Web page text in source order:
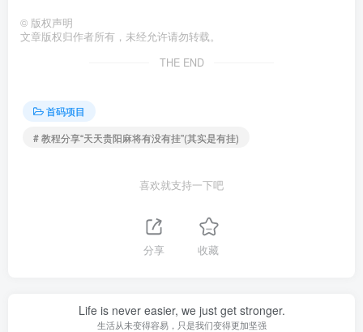
© 版权声明
文章版权归作者所有，未经允许请勿转载。
THE END
首码项目
# 教程分享“天天贵阳麻将有没有挂”(其实是有挂)
喜欢就支持一下吧
分享 收藏
Life is never easier, we just get stronger.
生活从未变得容易，只是我们变得更加坚强